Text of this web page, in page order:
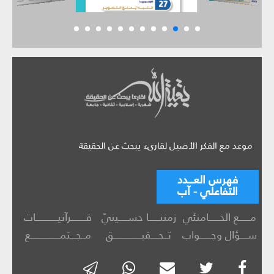
موعد مع الفكر الأصيل لقارىء يبحث عن الحقيقة
فهرس العـــدد
التفاعلي - آب
مــــــع الخــــــامنئي زمننــــــا حســـــينيّ
قــــــــرآنيــــــــــــات
ســــؤال وجــــــواب
تــحــــقيـــــــــــــــق مــجـــتمــــــــــــــــع